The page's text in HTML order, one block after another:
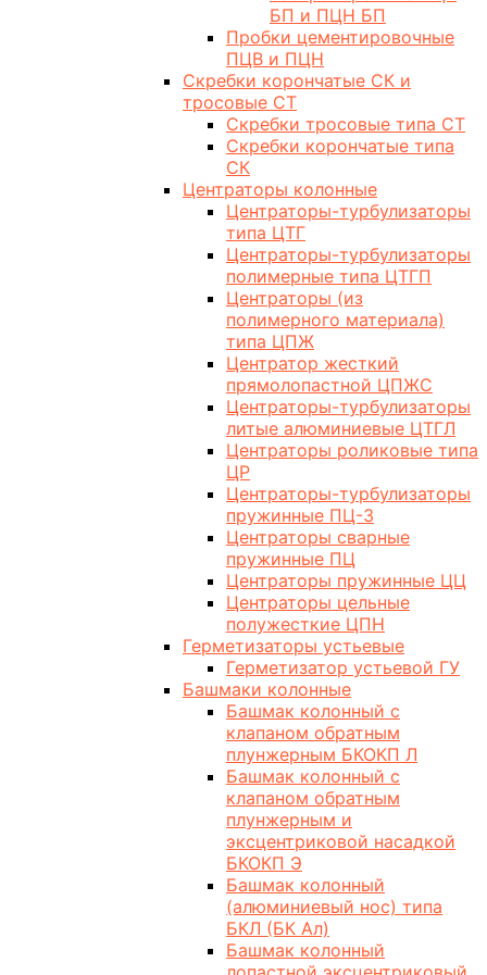
БП и ПЦН БП
Пробки цементировочные
ПЦВ и ПЦН
Скребки корончатые СК и
тросовые СТ
Скребки тросовые типа СТ
Скребки корончатые типа
СК
Центраторы колонные
Центраторы-турбулизаторы
типа ЦТГ
Центраторы-турбулизаторы
полимерные типа ЦТГП
Центраторы (из
полимерного материала)
типа ЦПЖ
Центратор жесткий
прямолопастной ЦПЖС
Центраторы-турбулизаторы
литые алюминиевые ЦТГЛ
Центраторы роликовые типа
ЦР
Центраторы-турбулизаторы
пружинные ПЦ-3
Центраторы сварные
пружинные ПЦ
Центраторы пружинные ЦЦ
Центраторы цельные
полужесткие ЦПН
Герметизаторы устьевые
Герметизатор устьевой ГУ
Башмаки колонные
Башмак колонный с
клапаном обратным
плунжерным БКОКП Л
Башмак колонный с
клапаном обратным
плунжерным и
эксцентриковой насадкой
БКОКП Э
Башмак колонный
(алюминиевый нос) типа
БКЛ (БК Ал)
Башмак колонный